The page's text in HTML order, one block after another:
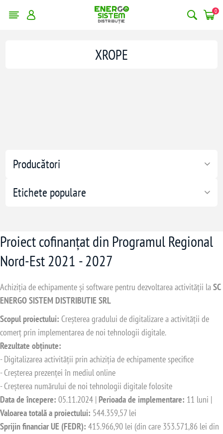
0
Producători
Etichete populare
XROPE
Proiect cofinanțat din Programul Regional
Nord-Est 2021 - 2027
Achiziția de echipamente și software pentru dezvoltarea activității laSC
ENERGO SISTEM DISTRIBUTIE SRL
Scopul proiectului: Creșterea gradului de digitalizare a activității de
comerț prin implementarea de noi tehnologii digitale.
Rezultate obținute:
- Digitalizarea activității prin achiziția de echipamente specifice
- Creșterea prezenței în mediul online
- Creșterea numărului de noi tehnologii digitale folosite
Data de începere: 05.11.2024 | Perioada de implementare: 11 luni |
Valoarea totală a proiectului: 544.359,57 lei
Sprijin financiar UE (FEDR): 415.966,90 lei (din care 353.571,86 lei din